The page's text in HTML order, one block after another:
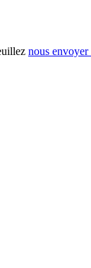
nous envoyer